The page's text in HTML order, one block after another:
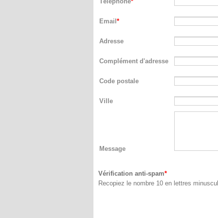
Email
Adresse
Complément d'adresse
Code postale
Ville
Message
Vérification anti-spam
Recopiez le nombre 10 en lettres